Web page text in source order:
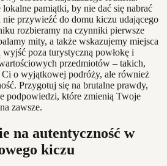
pamiątki, by nie dać się nabrać
nie przywieźć do domu kiczu udającego
rozbieramy na czynniki pierwsze
mity, a także wskazujemy miejsca
poza turystyczną powłokę i
przedmiotów – takich,
o wyjątkowej podróży, ale również
Przygotuj się na brutalne prawdy,
podpowiedzi, które zmienią Twoje
zawsze.
na autentyczność w
kiczu